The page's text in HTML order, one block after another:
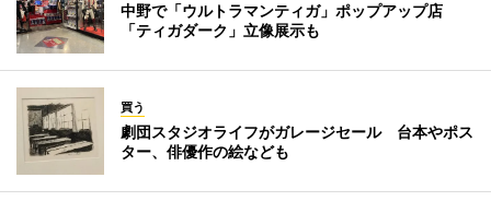
中野で「ウルトラマンティガ」ポップアップ店
「ティガダーク」立像展示も
買う
劇団スタジオライフがガレージセール 台本やポス
ター、俳優作の絵なども